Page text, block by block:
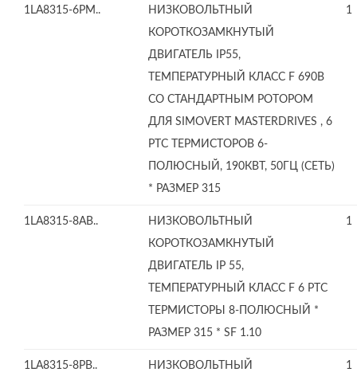
1LA8315-6PM..
НИЗКОВОЛЬТНЫЙ
КОРОТКОЗАМКНУТЫЙ
ДВИГАТЕЛЬ IP55,
ТЕМПЕРАТУРНЫЙ КЛАСС F 690В
СО СТАНДАРТНЫМ РОТОРОМ
ДЛЯ SIMOVERT MASTERDRIVES , 6
PTC ТЕРМИСТОРОВ 6-
ПОЛЮСНЫЙ, 190КВТ, 50ГЦ (СЕТЬ)
* РАЗМЕР 315
1
1LA8315-8AB..
НИЗКОВОЛЬТНЫЙ
КОРОТКОЗАМКНУТЫЙ
ДВИГАТЕЛЬ IP 55,
ТЕМПЕРАТУРНЫЙ КЛАСС F 6 PTC
ТЕРМИСТОРЫ 8-ПОЛЮСНЫЙ *
РАЗМЕР 315 * SF 1.10
1
1LA8315-8PB..
НИЗКОВОЛЬТНЫЙ
1